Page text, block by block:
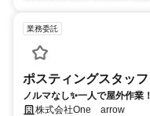
業務委託
ポスティングスタッフ
ノルマなし✨一人で屋外作業！
株式会社One arrow